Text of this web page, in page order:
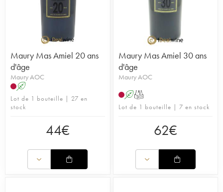
Maury Mas Amiel 20 ans
d'âge
Maury AOC
A
Lot de 1 bouteille | 27 en
stock
44€
Maury Mas Amiel 30 ans
d'âge
Maury AOC
AT
Lot de 1 bouteille | 7 en stock
62€